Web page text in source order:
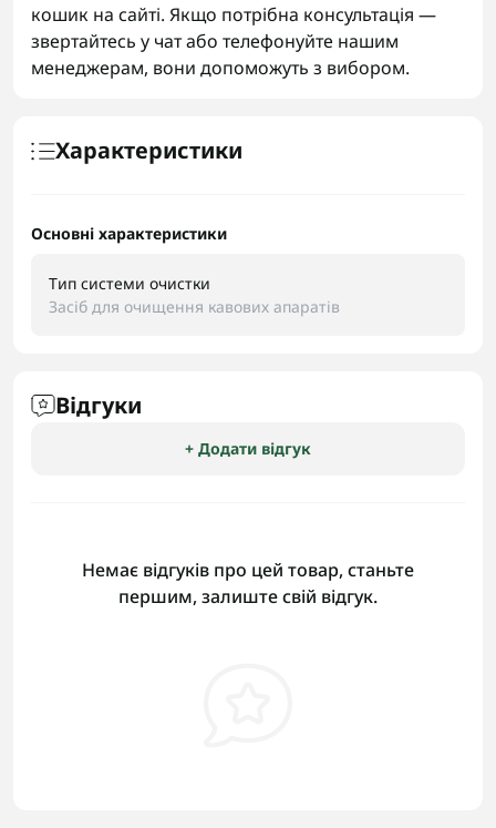
кошик на сайті. Якщо потрібна консультація —
звертайтесь у чат або телефонуйте нашим
менеджерам, вони допоможуть з вибором.
Характеристики
Основні характеристики
Тип системи очистки
Засіб для очищення кавових апаратів
Відгуки
+ Додати відгук
Немає відгуків про цей товар, станьте
першим, залиште свій відгук.